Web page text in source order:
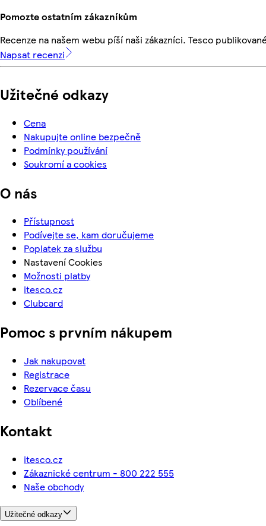
Pomozte ostatním zákazníkům
Recenze na našem webu píší naši zákazníci. Tesco
Napsat recenzi
Užitečné odkazy
Cena
Nakupujte online bezpečně
Podmínky používání
Soukromí a cookies
O nás
Přístupnost
Podívejte se, kam doručujeme
Poplatek za službu
Nastavení Cookies
Možnosti platby
itesco.cz
Clubcard
Pomoc s prvním nákupem
Jak nakupovat
Registrace
Rezervace času
Oblíbené
Kontakt
itesco.cz
Zákaznické centrum - 800 222 555
Naše obchody
Užitečné odkazy